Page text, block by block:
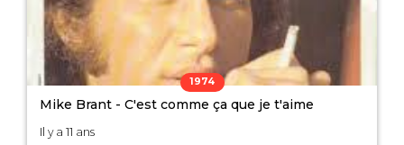
1974
Mike Brant - C'est comme ça que je t'aime
Il y a 11 ans